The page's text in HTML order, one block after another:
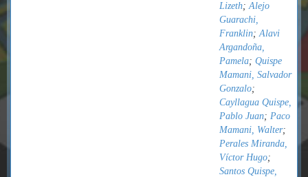
Lizeth;Alejo
Guarachi,
Franklin;Alavi
Argandoña,
Pamela; Quispe
Mamani, Salvador
Gonzalo;
Cayllagua Quispe,
Pablo Juan; Paco
Mamani, Walter;
Perales Miranda,
Víctor Hugo;
Santos Quispe,